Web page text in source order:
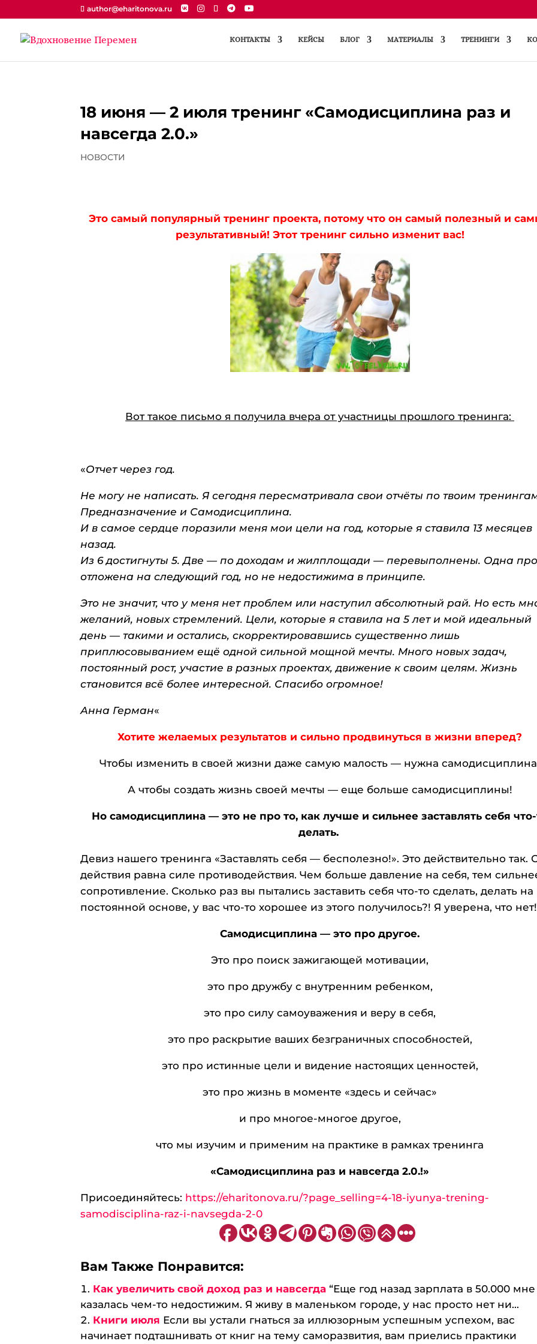
author@eharitonova.ru
КОНТАКТЫ КЕЙСЫ БЛОГ МАТЕРИАЛЫ ТРЕНИНГИ
18 июня — 2 июля тренинг «Самодисциплина раз и
навсегда 2.0.»
НОВОСТИ
Это самый популярный тренинг проекта, потому что он самый полезный и
результативный! Этот тренинг сильно изменит вас!
Вот такое письмо я получила вчера от участницы прошлого тренинга:
«Отчет через год.
Не могу не написать. Я сегодня пересматривала свои отчёты по твоим
Предназначение и Самодисциплина.
И в самое сердце поразили меня мои цели на год, которые я ставила 13 месяцев
назад.
Из 6 достигнуты 5. Две — по доходам и жилплощади — перевыполнены. Одна
отложена на следующий год, но не недостижима в принципе.
Это не значит, что у меня нет проблем или наступил абсолютный рай. Но есть
желаний, новых стремлений. Цели, которые я ставила на 5 лет и мой идеальный
день — такими и остались, скорректировавшись существенно лишь
приплюсовыванием ещё одной сильной мощной мечты. Много новых задач,
постоянный рост, участие в разных проектах, движение к своим целям. Жизнь
становится всё более интересной. Спасибо огромное!
Анна Герман«
Хотите желаемых результатов и сильно продвинуться в жизни вперед?
Чтобы изменить в своей жизни даже самую малость — нужна
А чтобы создать жизнь своей мечты — еще больше самодисциплины!
Но самодисциплина — это не про то, как лучше и сильнее заставлять себя
делать.
Девиз нашего тренинга «Заставлять себя — бесполезно!». Это действительно так.
действия равна силе противодействия. Чем больше давление на себя, тем
сопротивление. Сколько раз вы пытались заставить себя что-то сделать, делать на
постоянной основе, у вас что-то хорошее из этого получилось?! Я уверена, что нет!
Самодисциплина — это про другое.
Это про поиск зажигающей мотивации,
это про дружбу с внутренним ребенком,
это про силу самоуважения и веру в себя,
это про раскрытие ваших безграничных способностей,
это про истинные цели и видение настоящих ценностей,
это про жизнь в моменте «здесь и сейчас»
и про многое-многое другое,
что мы изучим и применим на практике в рамках тренинга
«Самодисциплина раз и навсегда 2.0.!»
Присоединяйтесь: https://eharitonova.ru/?page_selling=4-18-iyunya-trening-
samodisciplina-raz-i-navsegda-2-0
Вам Также Понравится:
Как увеличить свой доход раз и навсегда “Еще год назад зарплата в 50.000 мне
казалась чем-то недостижим. Я живу в маленьком городе, у нас просто нет ни...
Книги июля Если вы устали гнаться за иллюзорным успешным успехом, вас
начинает подташнивать от книг на тему саморазвития, вам приелись практики